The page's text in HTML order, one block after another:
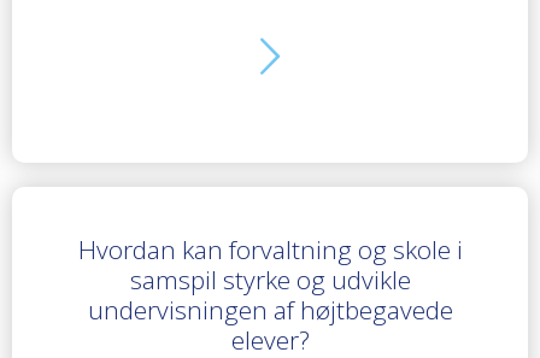
Hvordan kan forvaltning og skole i
samspil styrke og udvikle
undervisningen af højtbegavede
elever?